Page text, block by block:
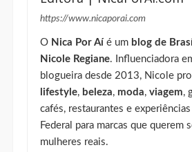
https://www.nicaporai.com
O Nica Por Aíé um blog de
Nicole Regiane. Influenciadora
blogueira desde 2013, Nicole
lifestyle, beleza, moda, viagem,
cafés, restaurantes e
Federal para marcas que querem
mulheres reais.